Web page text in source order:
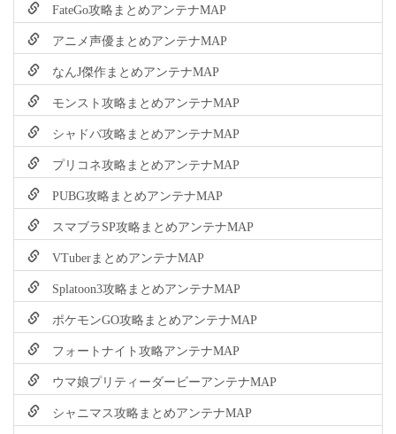
FateGo攻略まとめアンテナMAP
アニメ声優まとめアンテナMAP
なんJ傑作まとめアンテナMAP
モンスト攻略まとめアンテナMAP
シャドバ攻略まとめアンテナMAP
プリコネ攻略まとめアンテナMAP
PUBG攻略まとめアンテナMAP
スマブラSP攻略まとめアンテナMAP
VTuberまとめアンテナMAP
Splatoon3攻略まとめアンテナMAP
ポケモンGO攻略まとめアンテナMAP
フォートナイト攻略アンテナMAP
ウマ娘プリティーダービーアンテナMAP
シャニマス攻略まとめアンテナMAP